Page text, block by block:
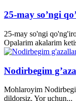
25-may so’ngi
25-may so'ngi
Opalarim akalarim
Nodirbegim
Mohlaroyim
dildorsiz. Yor uchun...